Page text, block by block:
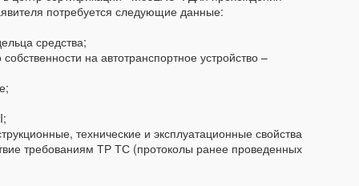
потребуется следующие данные:
средства;
на автотранспортное устройство –
технические и эксплуатационные свойства
требованиям ТР ТС (протоколы ранее проведенных